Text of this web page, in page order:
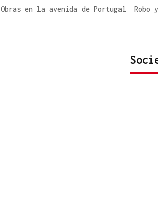
Obras en la avenida de Portugal Robo